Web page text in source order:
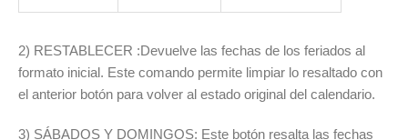
2) RESTABLECER :Devuelve las fechas de los feriados al
formato inicial. Este comando permite limpiar lo resaltado con
el anterior botón para volver al estado original del calendario.
3) SÁBADOS Y DOMINGOS: Este botón resalta las fechas